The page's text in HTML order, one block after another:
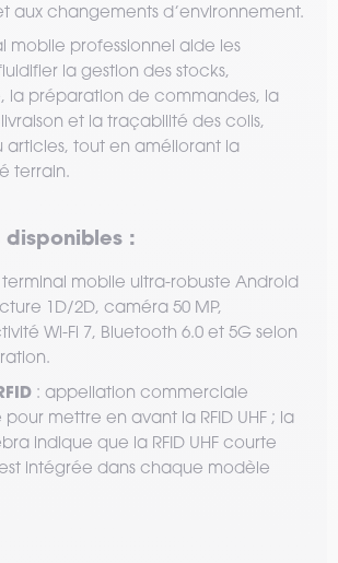
aux changements d’environnement.
mobile professionnel aide les
la gestion des stocks,
la préparation de commandes, la
et la traçabilité des colis,
articles, tout en améliorant la
terrain.
disponibles :
terminal mobile ultra-robuste Android
1D/2D, caméra 50 MP,
Wi-Fi 7, Bluetooth 6.0 et 5G selon
: appellation commerciale
pour mettre en avant la RFID UHF ; la
indique que la RFID UHF courte
intégrée dans chaque modèle